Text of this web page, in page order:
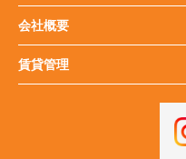
会社概要
賃貸管理